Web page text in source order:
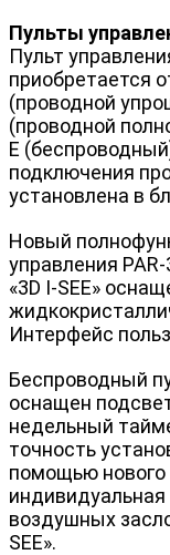
Пульты
Пульт
приобретается
(проводной
(проводной
E
подключения
установлена в
Новый
управления
«3D I-SEE»
Интерфейс
Беспроводный
оснащен
недельный
точность
помощью нового
воздушных
SEE».